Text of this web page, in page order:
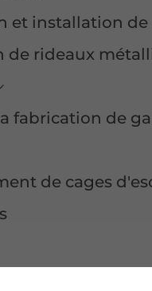
et installation
de rideaux
fabrication de
de cages